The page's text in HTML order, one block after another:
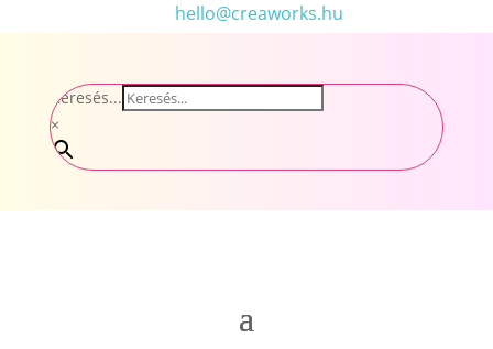
hello@creaworks.hu
Keresés...
×